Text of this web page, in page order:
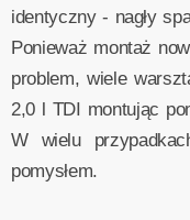
identyczny - nagły
Ponieważ montaż
problem, wiele
2,0 l TDI montując
W wielu
pomysłem.